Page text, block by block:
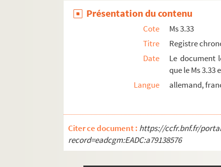
Ms 4.7. Poésie et divers
Ms 4.8 (5). Deux lettres et "Un prêtre alsacien
Ms 4.9b. Notes sur le "Jus primae noctis"
Ms 4.10. Notes sur le "Jus primae noctis"
Ms 4.12. Elsässische Volkslieder
Présentation du contenu
Cote
Ms 3.33
Titre
Registre
Date
Le document
que le Ms
Langue
allemand,
Citer ce document : https://ccfr.bnf.fr/
record=eadcgm:EADC:a79138576